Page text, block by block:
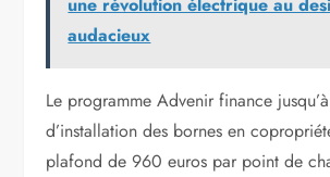
audacieux
Le programme Advenir finance
d’installation des bornes en
plafond de 960 euros par point de